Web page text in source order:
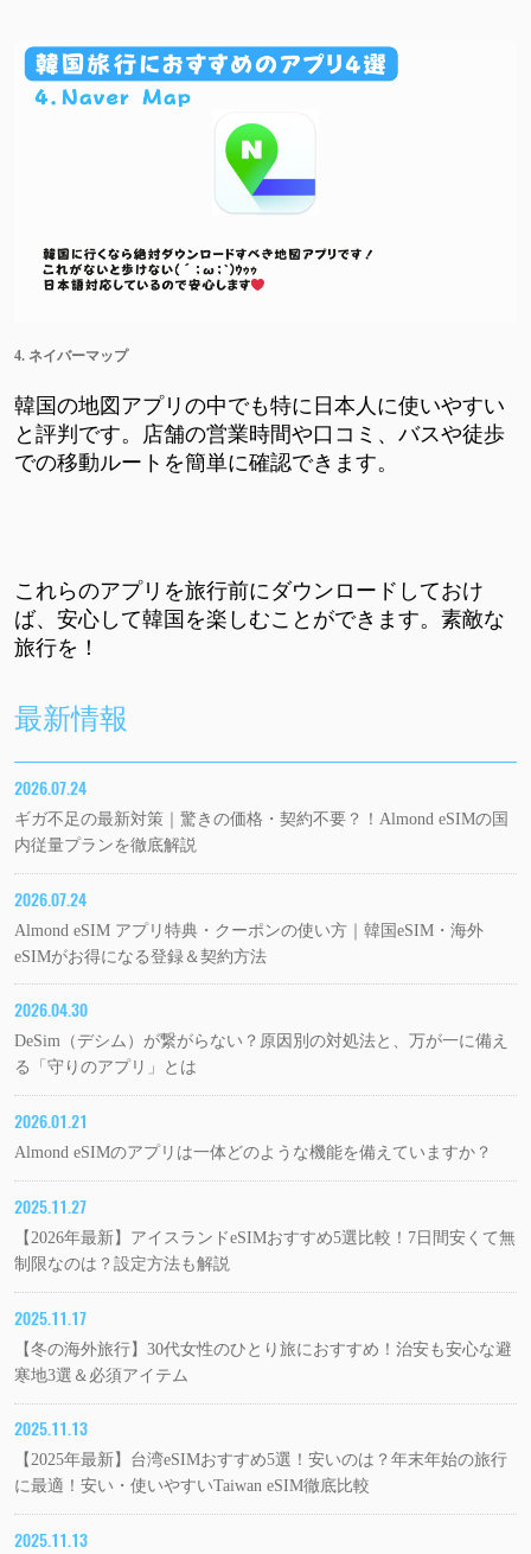
4. ネイバーマップ
韓国の地図アプリの中でも特に日本人に使いやすい
と評判です。店舗の営業時間や口コミ、バスや徒歩
での移動ルートを簡単に確認できます。
これらのアプリを旅行前にダウンロードしておけ
ば、安心して韓国を楽しむことができます。素敵な
旅行を！
最新情報
2026.07.24
ギガ不足の最新対策｜驚きの価格・契約不要？！Almond eSIMの国
内従量プランを徹底解説
2026.07.24
Almond eSIM アプリ特典・クーポンの使い方｜韓国eSIM・海外
eSIMがお得になる登録＆契約方法
2026.04.30
DeSim（デシム）が繋がらない？原因別の対処法と、万が一に備え
る「守りのアプリ」とは
2026.01.21
Almond eSIMのアプリは一体どのような機能を備えていますか？
2025.11.27
【2026年最新】アイスランドeSIMおすすめ5選比較！7日間安くて無
制限なのは？設定方法も解説
2025.11.17
【冬の海外旅行】30代女性のひとり旅におすすめ！治安も安心な避
寒地3選＆必須アイテム
2025.11.13
【2025年最新】台湾eSIMおすすめ5選！安いのは？年末年始の旅行
に最適！安い・使いやすいTaiwan eSIM徹底比較
2025.11.13